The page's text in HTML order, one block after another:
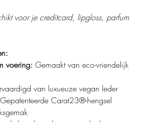
voor je creditcard, lipgloss, parfum
voering:Gemaakt van eco-vriendelijk
van luxueuze vegan leder
Gepatenteerde Carat23®-hengsel